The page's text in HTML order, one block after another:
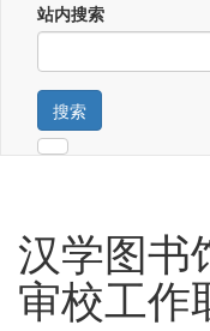
站内搜索
搜索
汉学图书
审校工作